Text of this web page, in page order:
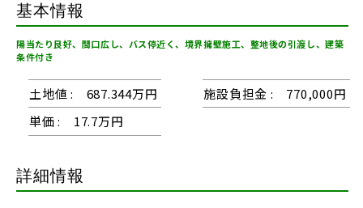
基本情報
陽当たり良好、間口広し、バス停近く、境界擁壁施工、整地後の引渡し、建築
条件付き
土地値 : 687.344万円
単価: 17.7万円
施設負担金 : 770,000円
詳細情報